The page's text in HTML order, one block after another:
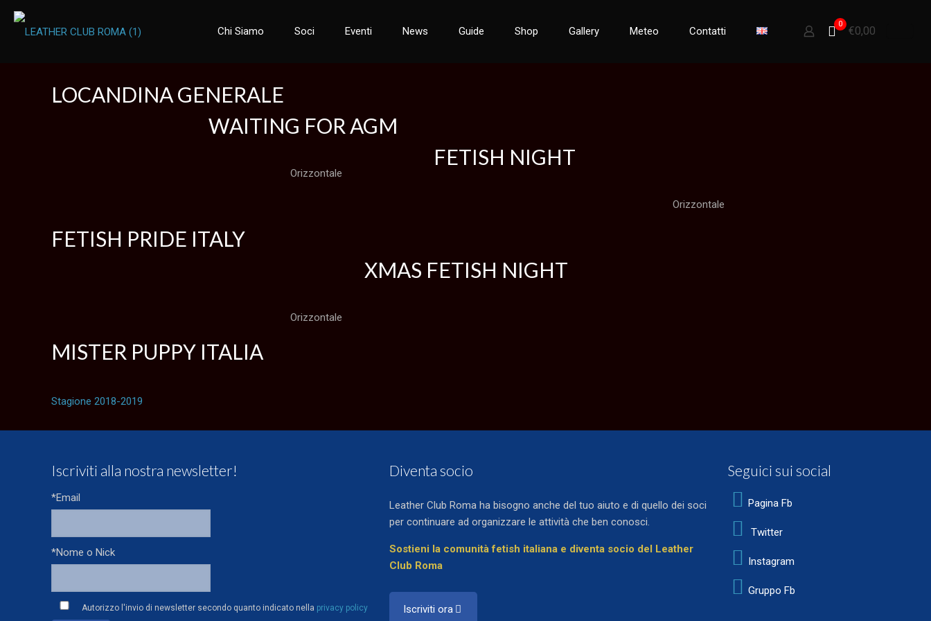
Chi Siamo Soci Eventi News Guide Shop Gallery Meteo Contatti
0
€0,00
LOCANDINA GENERALE
WAITING FOR AGM
Orizzontale
FETISH NIGHT
Orizzontale
FETISH PRIDE ITALY
XMAS FETISH NIGHT
Orizzontale
MISTER PUPPY ITALIA
Stagione 2018-2019
Iscriviti alla nostra newsletter!
*Email
*Nome o Nick
Autorizzo l'invio di newsletter secondo quanto indicato nella privacy policy
Diventa socio
Leather Club Roma ha bisogno anche del tuo aiuto e di quello dei soci
per continuare ad organizzare le attività che ben conosci.
Sostieni la comunità fetish italiana e diventa socio del Leather
Club Roma
Iscriviti ora
Seguici sui social
Pagina Fb
Twitter
Instagram
Gruppo Fb